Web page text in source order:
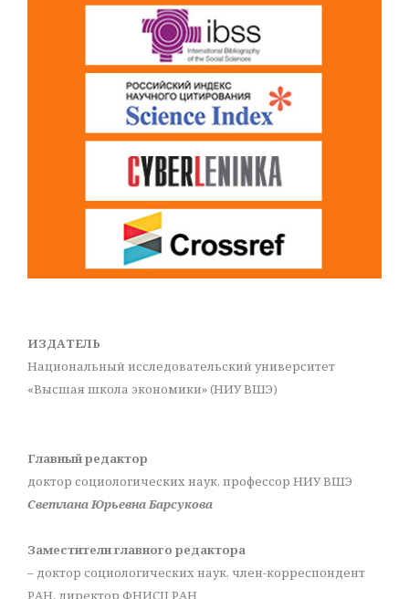
ИЗДАТЕЛЬ
Национальный исследовательский университет
«Высшая школа экономики» (НИУ ВШЭ)
Главный редактор
доктор социологических наук, профессор НИУ ВШЭ
Светлана Юрьевна Барсукова
Заместители главного редактора
– доктор социологических наук, член-корреспондент
РАН, директор ФНИСЦ РАН